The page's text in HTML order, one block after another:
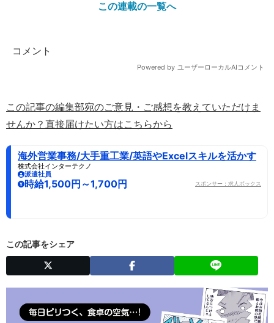
この連載の一覧へ
この記事の編集部宛のご意見・ご感想を教えていただけま
せんか？直接届けたい方はこちらから
海外営業事務/大手重工業/英語やExcelスキルを活かす
株式会社インターテクノ
派遣社員
時給1,500円～1,700円 スポンサー：求人ボックス
この記事をシェア